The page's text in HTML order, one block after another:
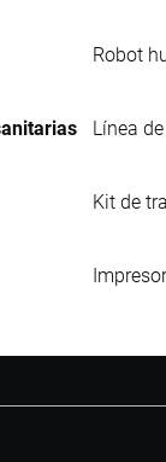
Robot
Línea
Kit de